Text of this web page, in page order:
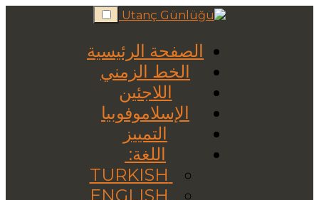
Skip
to
الصفحة الرئيسية
الخط الزمني
اللاجئين
الإسلاموفوبيا
التمييز
اللغة: